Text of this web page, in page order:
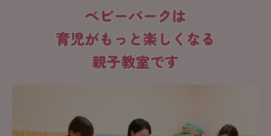
が満載ですので、ぜひ最後までご覧くださ
ベビーパークは
育児がもっと楽しくなる
親子教室です